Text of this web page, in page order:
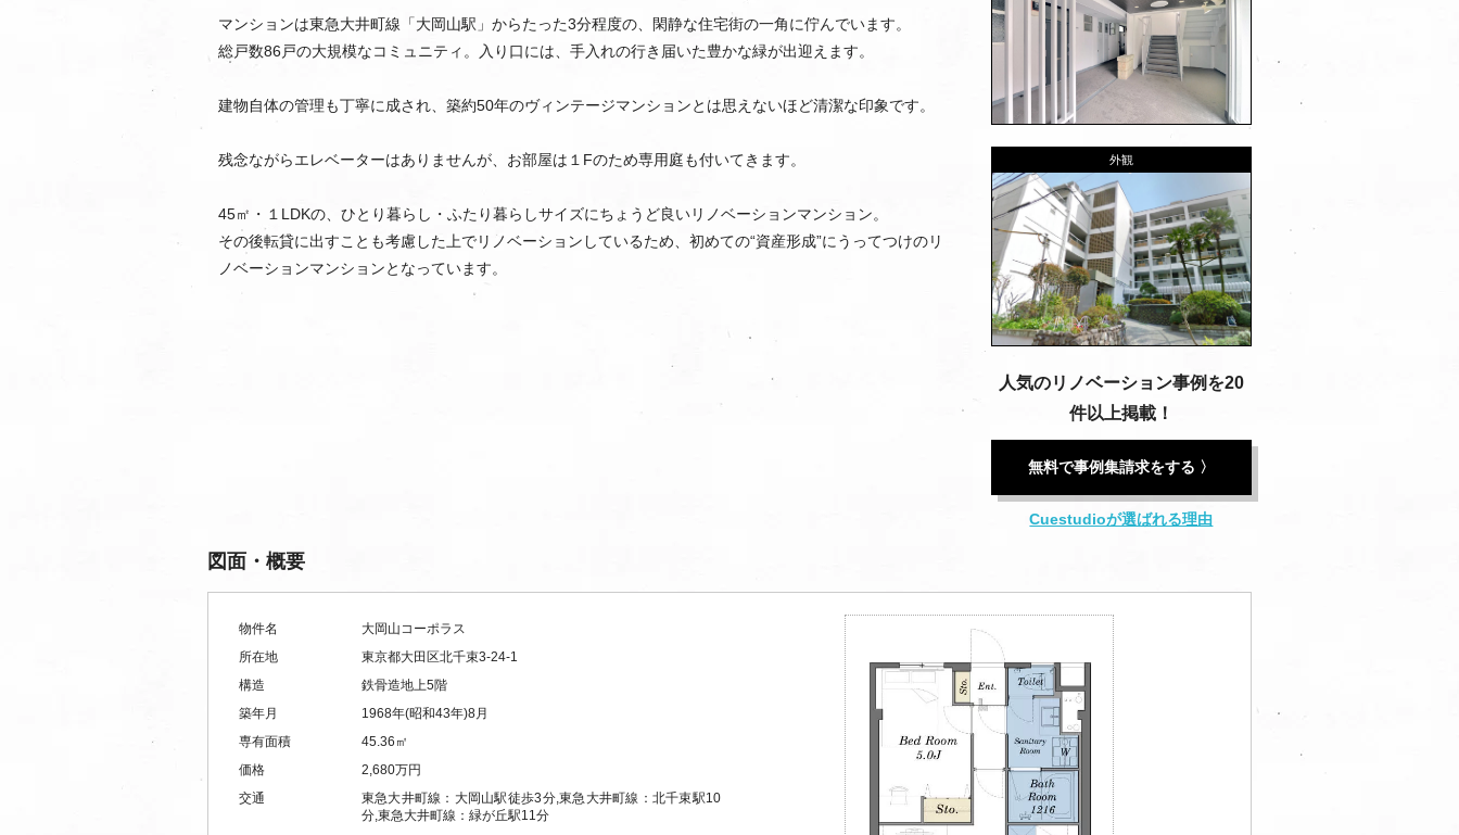
マンションは東急大井町線「大岡山駅」からたった3分程度の、閑静な住宅街の一角に佇んでいます。
総戸数86戸の大規模なコミュニティ。入り口には、手入れの行き届いた豊かな緑が出迎えます。
建物自体の管理も丁寧に成され、築約50年のヴィンテージマンションとは思えないほど清潔な印象です。
残念ながらエレベーターはありませんが、お部屋は１Fのため専用庭も付いてきます。
45㎡・１LDKの、ひとり暮らし・ふたり暮らしサイズにちょうど良いリノベーションマンション。
その後転貸に出すことも考慮した上でリノベーションしているため、初めての“資産形成”にうってつけのリ
ノベーションマンションとなっています。
外観
人気のリノベーション事例を20
件以上掲載！
無料で事例集請求をする 〉
Cuestudioが選ばれる理由
図面・概要
物件名
大岡山コーポラス
所在地
東京都大田区北千束3-24-1
構造
鉄骨造地上5階
築年月
1968年(昭和43年)8月
専有面積
45.36㎡
価格
2,680万円
交通
東急大井町線：大岡山駅徒歩3分,東急大井町線：北千束駅10
分,東急大井町線：緑が丘駅11分